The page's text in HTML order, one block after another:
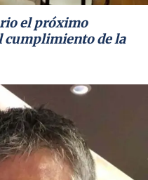
el próximo
cumplimiento de la